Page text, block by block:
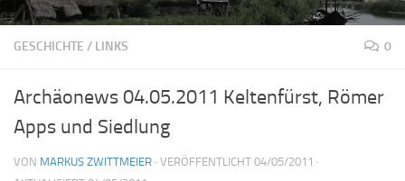
GESCHICHTE / LINKS 0
Archäonews 04.05.2011 Keltenfürst, Römer
Apps und Siedlung
VON MARKUS ZWITTMEIER · VERÖFFENTLICHT 04/05/2011 ·